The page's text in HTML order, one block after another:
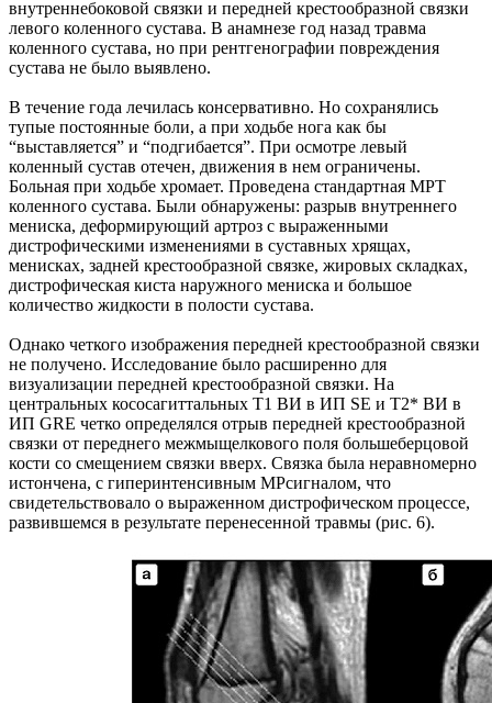
внутреннебоковой связки и передней крестообразной связки
левого коленного сустава. В анамнезе год назад травма
коленного сустава, но при рентгенографии повреждения
сустава не было выявлено.
В течение года лечилась консервативно. Но сохранялись
тупые постоянные боли, а при ходьбе нога как бы
“выставляется” и “подгибается”. При осмотре левый
коленный сустав отечен, движения в нем ограничены.
Больная при ходьбе хромает. Проведена стандартная МРТ
коленного сустава. Были обнаружены: разрыв внутреннего
мениска, деформирующий артроз с выраженными
дистрофическими изменениями в суставных хрящах,
менисках, задней крестообразной связке, жировых складках,
дистрофическая киста наружного мениска и большое
количество жидкости в полости сустава.
Однако четкого изображения передней крестообразной связки
не получено. Исследование было расширенно для
визуализации передней крестообразной связки. На
центральных кососагиттальных Т1 ВИ в ИП SE и Т2* ВИ в
ИП GRE четко определялся отрыв передней крестообразной
связки от переднего межмыщелкового поля большеберцовой
кости со смещением связки вверх. Связка была неравномерно
истончена, с гиперинтенсивным МРсигналом, что
свидетельствовало о выраженном дистрофическом процессе,
развившемся в результате перенесенной травмы (рис. 6).